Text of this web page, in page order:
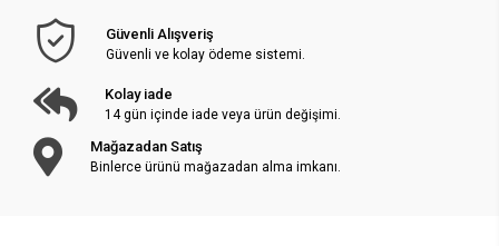
Güvenli Alışveriş
Güvenli ve kolay ödeme sistemi.
Kolay iade
14 gün içinde iade veya ürün değişimi.
Mağazadan Satış
Binlerce ürünü mağazadan alma imkanı.